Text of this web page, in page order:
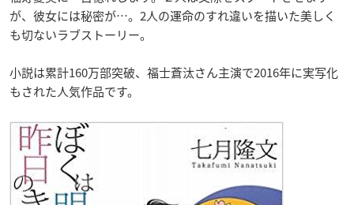
が、彼女には秘密が…。2人の運命のすれ違いを描いた美しく
も切ないラブストーリー。
小説は累計160万部突破、福士蒼汰さん主演で2016年に実写化
もされた人気作品です。